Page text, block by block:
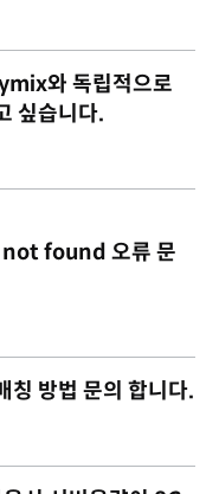
와 독립적으로
싶습니다.
found 오류 문
칭 방법 문의 합니다.